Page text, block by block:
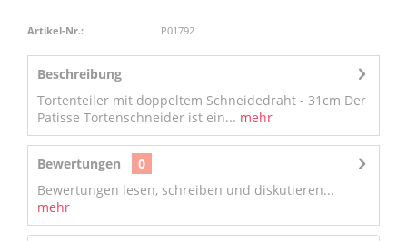
Artikel-Nr.: P01792
Beschreibung
Tortenteiler mit doppeltem Schneidedraht - 31cm Der
Patisse Tortenschneider ist ein... mehr
Bewertungen
0
Bewertungen lesen, schreiben und diskutieren...
mehr